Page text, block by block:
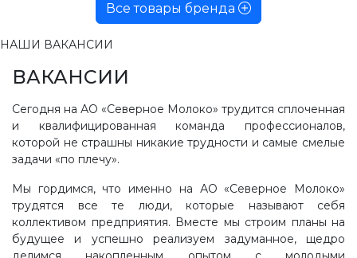
Все товары бренда
НАШИ ВАКАНСИИ
ВАКАНСИИ
Сегодня на АО «Северное Молоко» трудится сплоченная
и квалифицированная команда профессионалов,
которой не страшны никакие трудности и самые смелые
задачи «по плечу».
Мы гордимся, что именно на АО «Северное Молоко»
трудятся все те люди, которые называют себя
коллективом предприятия. Вместе мы строим планы на
будущее и успешно реализуем задуманное, щедро